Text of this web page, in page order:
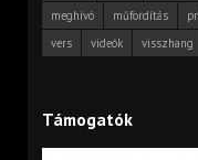
meghívó
műfordítás
vers
videók visszhang
Támogatók